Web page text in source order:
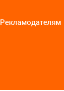
Рекламодателям